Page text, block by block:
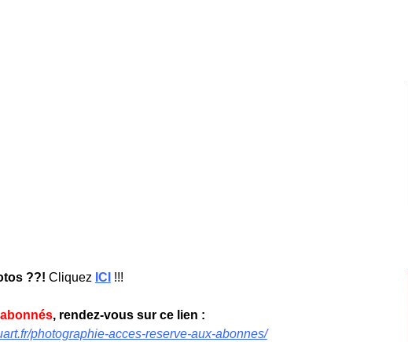
??! Cliquez ICI !!!
abonnés, rendez-vous sur ce lien :
photographie-acces-reserve-aux-abonnes/